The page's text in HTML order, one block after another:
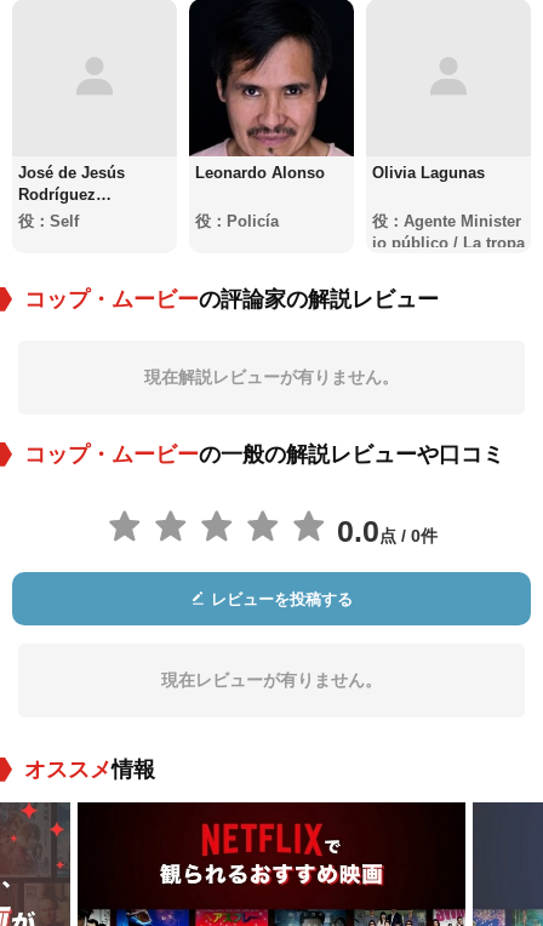
José de Jesús
Rodríguez
Hernández
役：Self
Leonardo Alonso
役：Policía
Olivia Lagunas
役：Agente Minister
io público / La tropa
コップ・ムービーの評論家の解説レビュー
現在解説レビューが有りません。
コップ・ムービーの一般の解説レビューや口コミ
0.0点 / 0件
レビューを投稿する
現在レビューが有りません。
オススメ情報